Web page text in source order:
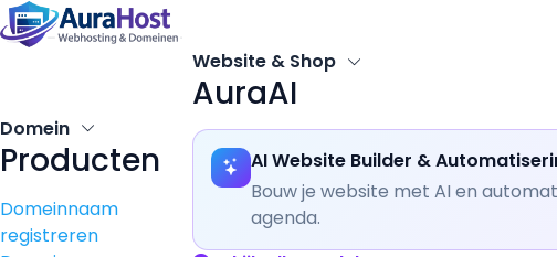
Domein
Producten
Domeinnaam
registreren
Website & Shop
AuraAI
AI Website Builder &
Bouw je website met AI en
agenda.